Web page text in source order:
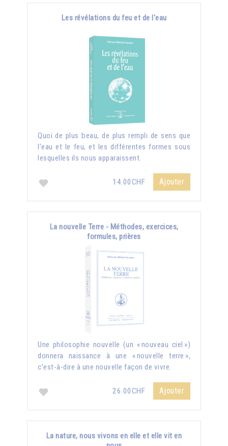
Les révélations du feu et de l'eau
Quoi de plus beau, de plus rempli de sens que
l’eau et le feu, et les différentes formes sous
lesquelles ils nous apparaissent.
14.00CHF Ajouter
La nouvelle Terre - Méthodes, exercices,
formules, prières
Une philosophie nouvelle (un « nouveau ciel »)
donnera naissance à une « nouvelle terre »,
c’est-à-dire à une nouvelle façon de vivre.
26.00CHF Ajouter
La nature, nous vivons en elle et elle vit en